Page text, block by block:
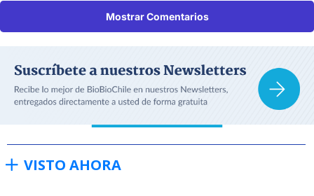
Mostrar Comentarios
VISTO AHORA